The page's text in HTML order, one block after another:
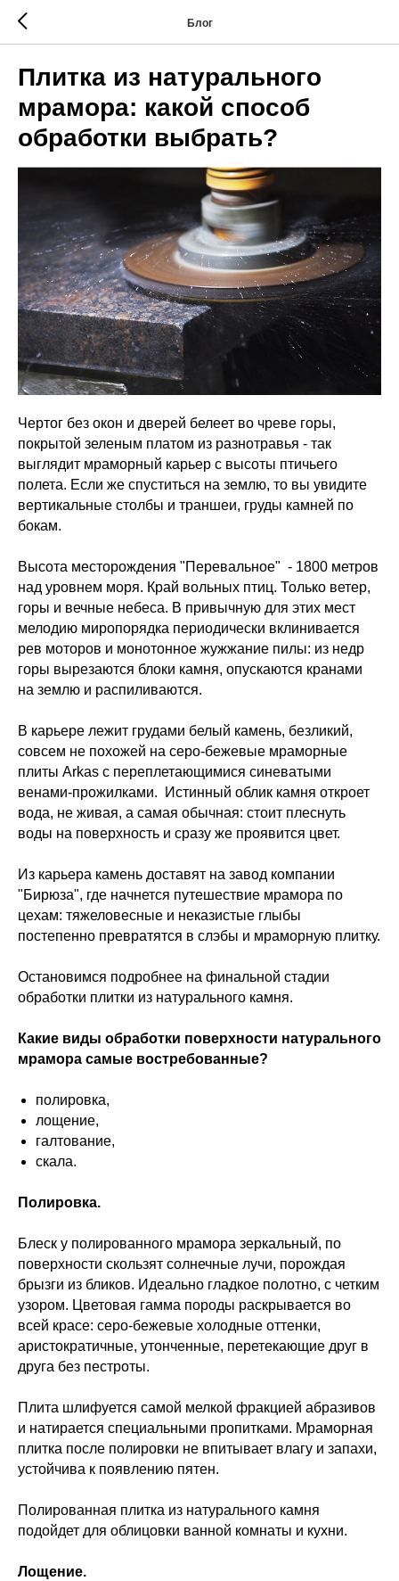
Блог
Плитка из натурального
мрамора: какой способ
обработки выбрать?
Чертог без окон и дверей белеет во чреве горы,
покрытой зеленым платом из разнотравья - так
выглядит мраморный карьер с высоты птичьего
полета. Если же спуститься на землю, то вы увидите
вертикальные столбы и траншеи, груды камней по
бокам.
Высота месторождения "Перевальное" - 1800 метров
над уровнем моря. Край вольных птиц. Только ветер,
горы и вечные небеса. В привычную для этих мест
мелодию миропорядка периодически вклинивается
рев моторов и монотонное жужжание пилы: из недр
горы вырезаются блоки камня, опускаются кранами
на землю и распиливаются.
В карьере лежит грудами белый камень, безликий,
совсем не похожей на серо-бежевые мраморные
плиты Arkas с переплетающимися синеватыми
венами-прожилками. Истинный облик камня откроет
вода, не живая, а самая обычная: стоит плеснуть
воды на поверхность и сразу же проявится цвет.
Из карьера камень доставят на завод компании
"Бирюза", где начнется путешествие мрамора по
цехам: тяжеловесные и неказистые глыбы
постепенно превратятся в слэбы и мраморную плитку.
Остановимся подробнее на финальной стадии
обработки плитки из натурального камня.
Какие виды обработки поверхности натурального
мрамора самые востребованные?
полировка,
лощение,
галтование,
скала.
Полировка.
Блеск у полированного мрамора зеркальный, по
поверхности скользят солнечные лучи, порождая
брызги из бликов. Идеально гладкое полотно, с четким
узором. Цветовая гамма породы раскрывается во
всей красе: серо-бежевые холодные оттенки,
аристократичные, утонченные, перетекающие друг в
друга без пестроты.
Плита шлифуется самой мелкой фракцией абразивов
и натирается специальными пропитками. Мраморная
плитка после полировки не впитывает влагу и запахи,
устойчива к появлению пятен.
Полированная плитка из натурального камня
подойдет для облицовки ванной комнаты и кухни.
Лощение.